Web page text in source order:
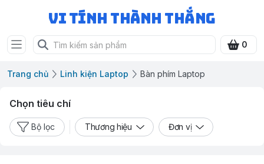
Vi Tính Thành Thắng
0
Trang chủ Linh kiện Laptop Bàn phím Laptop
Chọn tiêu chí
Bộ lọc Thương hiệu Đơn vị